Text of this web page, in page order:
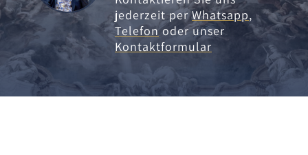
jederzeit perWhatsapp,
Telefonoder unser
Kontaktformular